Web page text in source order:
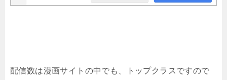
配信数は漫画サイトの中でも、トップクラスですので